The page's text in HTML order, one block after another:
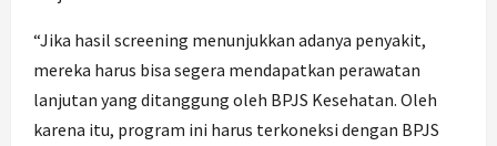
“Jika hasil screening menunjukkan adanya penyakit,
mereka harus bisa segera mendapatkan perawatan
lanjutan yang ditanggung oleh BPJS Kesehatan. Oleh
karena itu, program ini harus terkoneksi dengan BPJS